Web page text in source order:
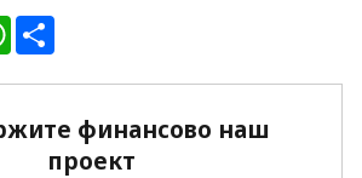
WhatsApp
финансово наш
проект